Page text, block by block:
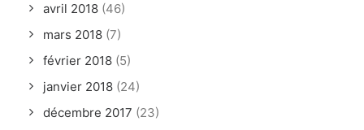
avril 2018 (46)
mars 2018 (7)
février 2018 (5)
janvier 2018 (24)
décembre 2017 (23)